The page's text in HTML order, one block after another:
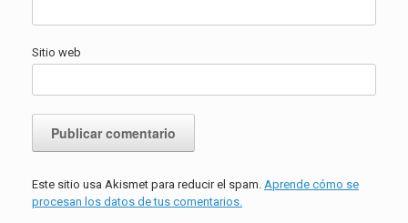
Sitio web
Este sitio usa Akismet para reducir el spam. Aprende cómo se
procesan los datos de tus comentarios.